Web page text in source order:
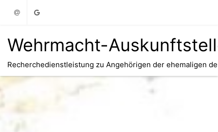
Email Google
Wehrmacht-
Recherchedienstleistung zu Angehörigen der ehemaligen